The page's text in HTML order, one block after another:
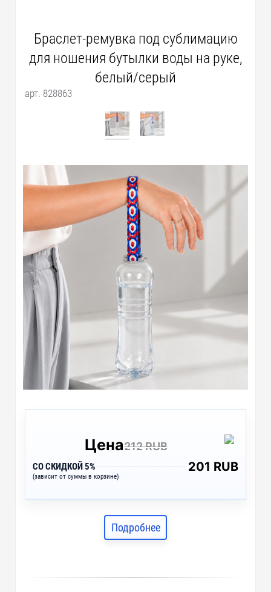
Браслет-ремувка под сублимацию
для ношения бутылки воды на руке,
белый/серый
арт. 828863
Цена212 RUB
СО СКИДКОЙ 5%
(зависит от суммы в корзине)
201 RUB
Подробнее